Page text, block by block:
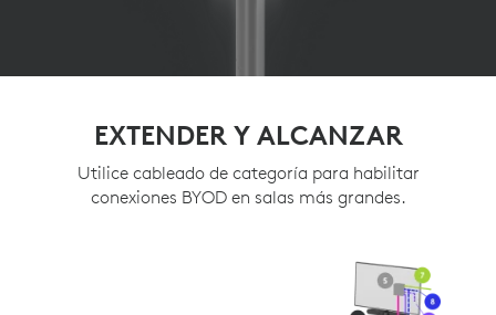
EXTENDER Y ALCANZAR
Utilice cableado de categoría para habilitar
conexiones BYOD en salas más grandes.